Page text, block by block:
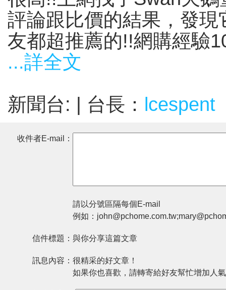
評論跟比價的結果，發
友都超推薦的!!網購經驗
...詳全文
新聞台: | 台長： lcespent
收件者E-mail：
請以分號區隔每個E-mail
例如：
信件標題： 與你分享這篇文章
訊息內容： 很精采的好文章！
如果你也喜歡，請轉寄給好友幫忙增加人